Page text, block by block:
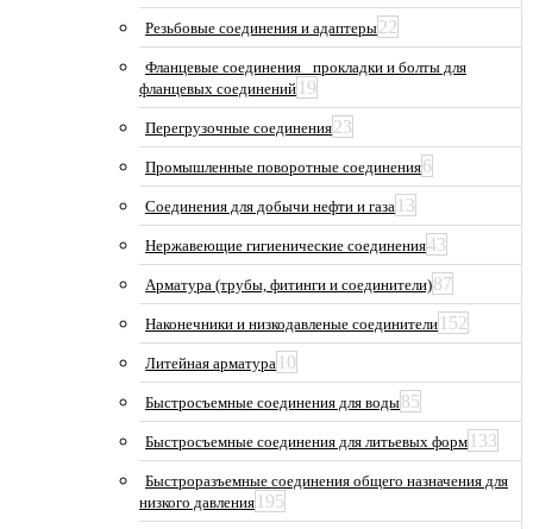
Резьбовые соединения и адаптеры22
Фланцевые соединения_ прокладки и болты для
фланцевых соединений 19
Перегрузочные соединения23
Промышленные поворотные соединения6
Соединения для добычи нефти и газа 13
Нержавеющие гигиенические соединения43
Арматура (трубы, фитинги и соединители)87
Наконечники и низкодавленые соединители 152
Литейная арматура 10
Быстросъемные соединения для воды85
Быстросъемные соединения для литьевых форм 133
Быстроразъемные соединения общего назначения для
низкого давления 195